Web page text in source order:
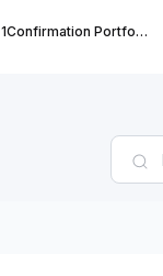
1Confirmation Portfolio